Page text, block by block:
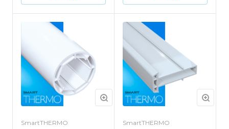
SmartTHERMO SmartTHERMO